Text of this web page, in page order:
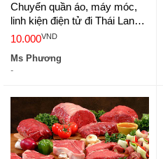
Chuyển quần áo, máy móc,
linh kiện điện tử đi Thái Lan
nhanh chóng, giá rẻ
10.000VND
Ms Phương
-